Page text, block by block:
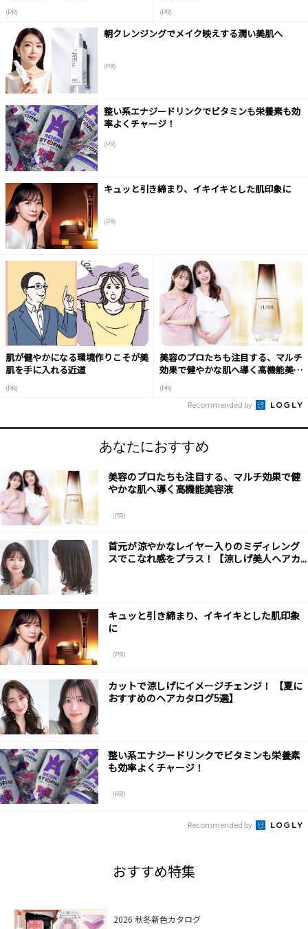
(PR) (PR)
朝クレンジングでメイク映えする潤い美肌へ
(PR)
整い系エナジードリンクでビタミンも栄養素も効
率よくチャージ！
(PR)
キュッと引き締まり、イキイキとした肌印象に
(PR)
肌が健やかになる環境作りこそが美
肌を手に入れる近道
(PR)
美容のプロたちも注目する、マルチ
効果で健やかな肌へ導く高機能美容
(PR)
Recommended by
あなたにおすすめ
美容のプロたちも注目する、マルチ効果で健
やかな肌へ導く高機能美容液
（PR）
首元が涼やかなレイヤー入りのミディレング
スでこなれ感をプラス！【涼しげ美人ヘアカ...
キュッと引き締まり、イキイキとした肌印象
に
（PR）
カットで涼しげにイメージチェンジ！ 【夏に
おすすめのヘアカタログ5選】
整い系エナジードリンクでビタミンも栄養素
も効率よくチャージ！
（PR）
Recommended by
おすすめ特集
2026 秋冬新色カタログ